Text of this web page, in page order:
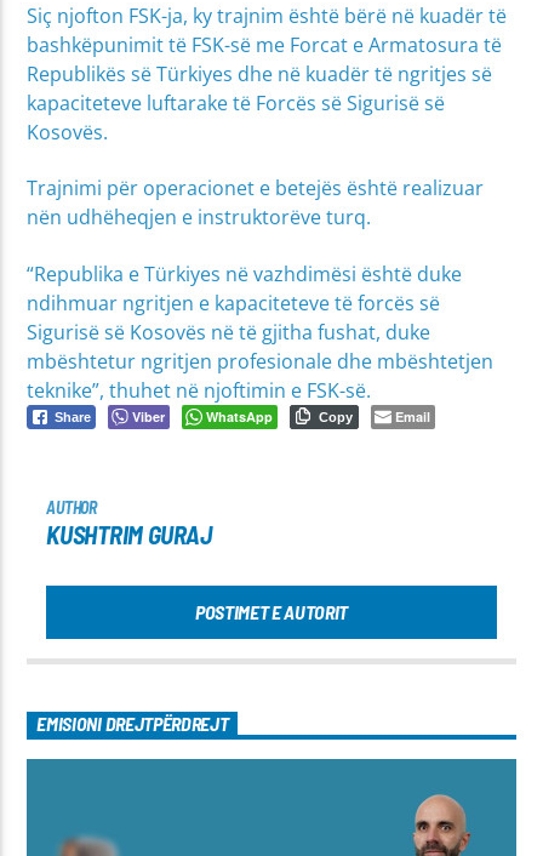
Siç njofton FSK-ja, ky trajnim është bërë në kuadër të
bashkëpunimit të FSK-së me Forcat e Armatosura të
Republikës së Türkiyes dhe në kuadër të ngritjes së
kapaciteteve luftarake të Forcës së Sigurisë së
Kosovës.
Trajnimi për operacionet e betejës është realizuar
nën udhëheqjen e instruktorëve turq.
“Republika e Türkiyes në vazhdimësi është duke
ndihmuar ngritjen e kapaciteteve të forcës së
Sigurisë së Kosovës në të gjitha fushat, duke
mbështetur ngritjen profesionale dhe mbështetjen
teknike”, thuhet në njoftimin e FSK-së.
Share Viber WhatsApp Copy Email
AUTHOR
KUSHTRIM GURAJ
POSTIMET E AUTORIT
EMISIONI DREJTPËRDREJT